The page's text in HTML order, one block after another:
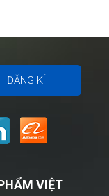
VIỆT